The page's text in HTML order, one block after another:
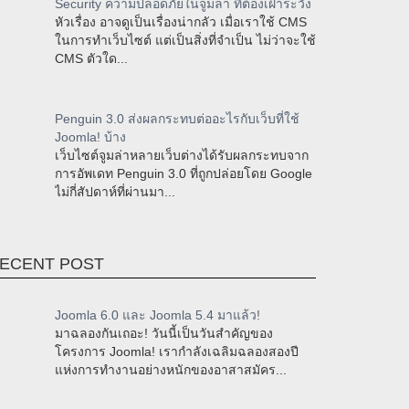
Security ความปลอดภัยในจูมล่า ที่ต้องเฝ้าระวัง
หัวเรื่อง อาจดูเป็นเรื่องน่ากลัว เมื่อเราใช้ CMS
ในการทำเว็บไซต์ แต่เป็นสิ่งที่จำเป็น ไม่ว่าจะใช้
CMS ตัวใด...
Penguin 3.0 ส่งผลกระทบต่ออะไรกับเว็บที่ใช้
Joomla! บ้าง
เว็บไซต์จูมล่าหลายเว็บต่างได้รับผลกระทบจาก
การอัพเดท Penguin 3.0 ที่ถูกปล่อยโดย Google
ไม่กี่สัปดาห์ที่ผ่านมา...
POST
Joomla 6.0 และ Joomla 5.4 มาแล้ว!
มาฉลองกันเถอะ! วันนี้เป็นวันสำคัญของ
โครงการ Joomla! เรากำลังเฉลิมฉลองสองปี
แห่งการทำงานอย่างหนักของอาสาสมัคร...